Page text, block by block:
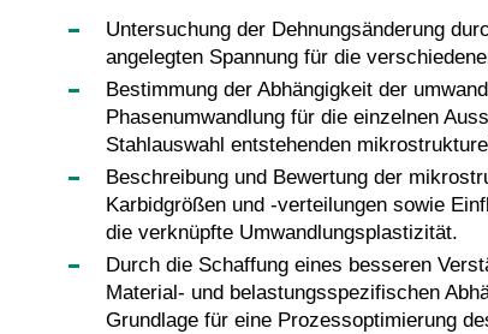
Untersuchung der Dehnungsänderung
angelegten Spannung für die
Bestimmung der Abhängigkeit der
Phasenumwandlung für die einzelnen
Stahlauswahl entstehenden
Beschreibung und Bewertung der
Karbidgrößen und -verteilungen sowie
die verknüpfte Umwandlungsplastizität.
Durch die Schaffung eines besseren
Material- und belastungsspezifischen
Grundlage für eine Prozessoptimierung